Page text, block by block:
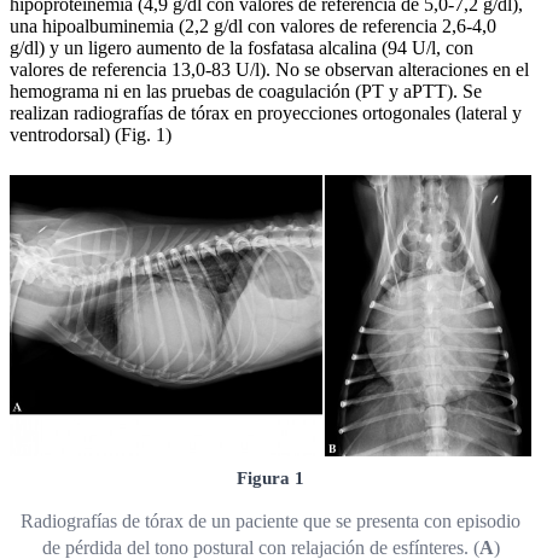
hipoproteinemia (4,9 g/dl con valores de referencia de 5,0-7,2 g/dl),
una hipoalbuminemia (2,2 g/dl con valores de referencia 2,6-4,0
g/dl) y un ligero aumento de la fosfatasa alcalina (94 U/l, con
valores de referencia 13,0-83 U/l). No se observan alteraciones en el
hemograma ni en las pruebas de coagulación (PT y aPTT). Se
realizan radiografías de tórax en proyecciones ortogonales (lateral y
ventrodorsal) (Fig. 1)
Figura 1
Radiografías de tórax de un paciente que se presenta con episodio
de pérdida del tono postural con relajación de esfínteres. (A)